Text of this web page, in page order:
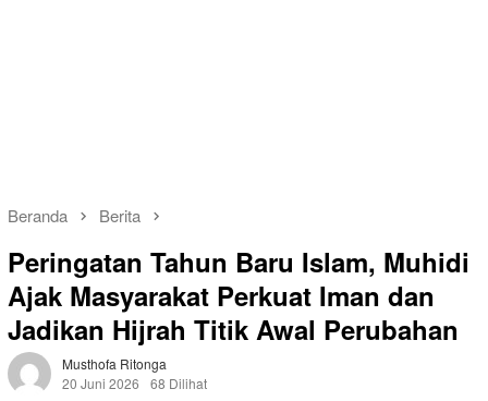
Beranda Berita
Peringatan Tahun Baru Islam, Muhidi
Ajak Masyarakat Perkuat Iman dan
Jadikan Hijrah Titik Awal Perubahan
Musthofa Ritonga
20 Juni 2026
68 Dilihat